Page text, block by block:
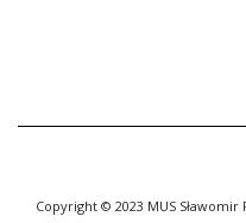
Copyright © 2023 MUS